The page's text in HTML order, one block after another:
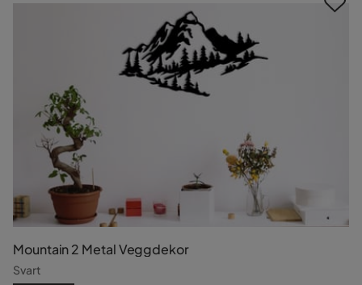
Mountain 2 Metal Veggdekor
Svart